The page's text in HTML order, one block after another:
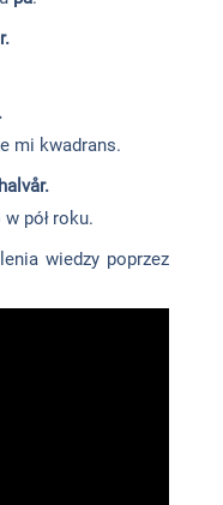
mi kwadrans.
pół roku.
wiedzy poprzez